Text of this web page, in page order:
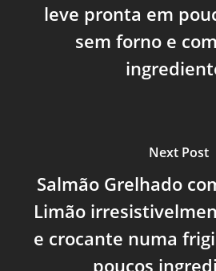
leve pronta em
sem forno e
Next Post
Salmão Grelhado
Limão
e crocante numa
poucos